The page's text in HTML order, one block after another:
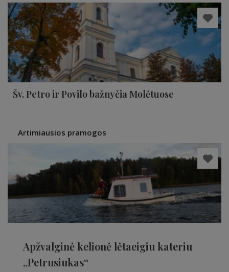
Šv. Petro ir Povilo bažnyčia Molėtuose
Artimiausios pramogos
Apžvalginė kelionė lėtaeigiu kateriu
„Petrusiukas“